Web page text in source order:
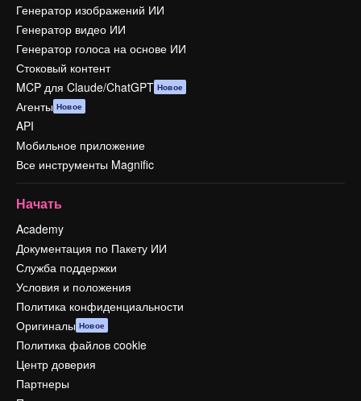
Генератор изображений ИИ
Генератор видео ИИ
Генератор голоса на основе ИИ
Стоковый контент
MCP для Claude/ChatGPT Новое
Агенты Новое
API
Мобильное приложение
Все инструменты Magnific
Начать
Academy
Документация по Пакету ИИ
Служба поддержки
Условия и положения
Политика конфиденциальности
Оригиналы Новое
Политика файлов cookie
Центр доверия
Партнеры